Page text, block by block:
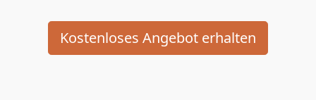
Kostenloses Angebot erhalten